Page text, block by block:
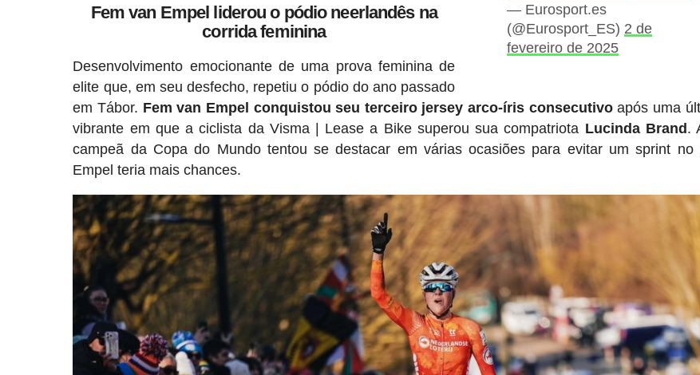
— Eurosport.es
(@Eurosport_ES) 2 de
fevereiro de 2025
Fem van Empel liderou o pódio neerlandês na
corrida feminina
Desenvolvimento emocionante de uma prova feminina de
elite que, em seu desfecho, repetiu o pódio do ano passado
em Tábor. Fem van Empel conquistou seu terceiro jersey arco-íris consecutivoapós uma
vibrante em que a ciclista da Visma | Lease a Bike superou sua compatriota Lucinda Brand .
campeã da Copa do Mundo tentou se destacar em várias ocasiões para evitar um sprint no
Empel teria mais chances.